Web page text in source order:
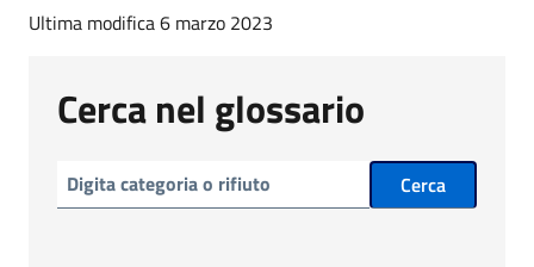
Ultima modifica 6 marzo 2023
Cerca nel glossario
Cerca